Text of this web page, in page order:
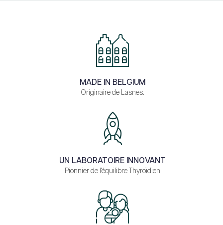
MADE IN BELGIUM
Originaire de Lasnes.
UN LABORATOIRE INNOVANT
Pionnier de l'équilibre Thyroïdien